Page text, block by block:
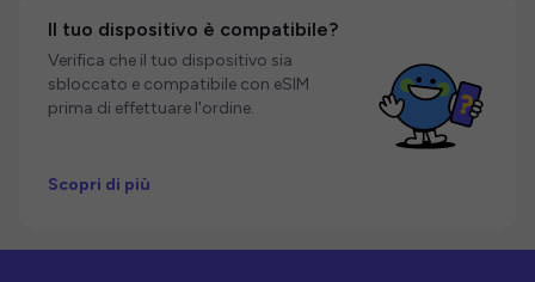
Il tuo dispositivo è compatibile?
Verifica che il tuo dispositivo sia
sbloccato e compatibile con eSIM
prima di effettuare l'ordine.
Scopri di più